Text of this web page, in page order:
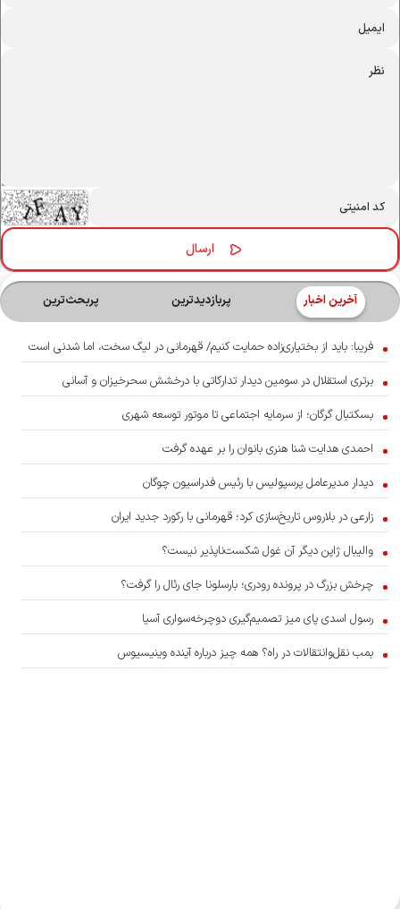
آخرین اخبار پربازدیدترین پربحث‌ترین‌
فریبا: باید از بختیاری‌زاده حمایت کنیم/ قهرمانی در لیگ سخت، اما شدنی است
برتری استقلال در سومین دیدار تدارکاتی با درخشش سحرخیزان و آسانی
بسکتبال گرگان؛ از سرمایه اجتماعی تا موتور توسعه شهری
احمدی هدایت شنا هنری بانوان را بر عهده گرفت
دیدار مدیرعامل پرسپولیس با رئیس فدراسیون چوگان
زارعی در بلاروس تاریخ‌سازی کرد؛ قهرمانی با رکورد جدید ایران
والیبال ژاپن دیگر آن غول شکست‌ناپذیر نیست؟
چرخش بزرگ در پرونده رودری؛ بارسلونا جای رئال را گرفت؟
رسول اسدی پای میز تصمیم‌گیری دوچرخه‌سواری آسیا
بمب نقل‌وانتقالات در راه؟ همه چیز درباره آینده وینیسیوس